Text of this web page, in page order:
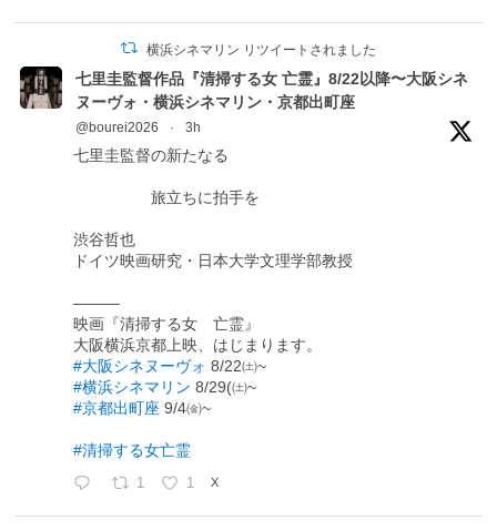
横浜シネマリン リツイートされました
七里圭監督作品『清掃する女 亡霊』8/22以降〜大阪シネ
ヌーヴォ・横浜シネマリン・京都出町座
@bourei2026 · 3h
七里圭監督の新たなる
旅立ちに拍手を
渋谷哲也
ドイツ映画研究・日本大学文理学部教授
―――
映画『清掃する女 亡霊』
大阪横浜京都上映、はじまります。
#大阪シネヌーヴォ 8/22㈯~
#横浜シネマリン 8/29(㈯~
#京都出町座 9/4㈮~
#清掃する女亡霊
1 1 X